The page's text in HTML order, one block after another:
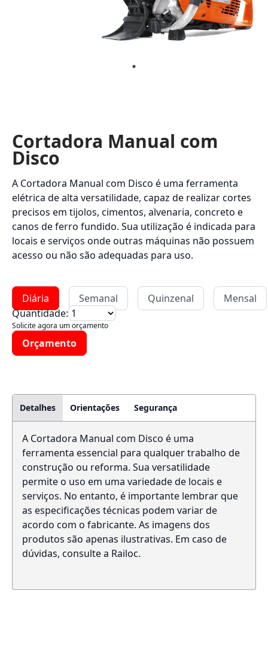
Cortadora Manual com
Disco
A Cortadora Manual com Disco é uma ferramenta
elétrica de alta versatilidade, capaz de realizar cortes
precisos em tijolos, cimentos, alvenaria, concreto e
canos de ferro fundido. Sua utilização é indicada para
locais e serviços onde outras máquinas não possuem
acesso ou não são adequadas para uso.
Diária Semanal Quinzenal
Mensal
Quantidade:
Solicite agora um orçamento
Orçamento
Detalhes Orientações Segurança
A Cortadora Manual com Disco é uma
ferramenta essencial para qualquer trabalho de
construção ou reforma. Sua versatilidade
permite o uso em uma variedade de locais e
serviços. No entanto, é importante lembrar que
as especificações técnicas podem variar de
acordo com o fabricante. As imagens dos
produtos são apenas ilustrativas. Em caso de
dúvidas, consulte a Railoc.